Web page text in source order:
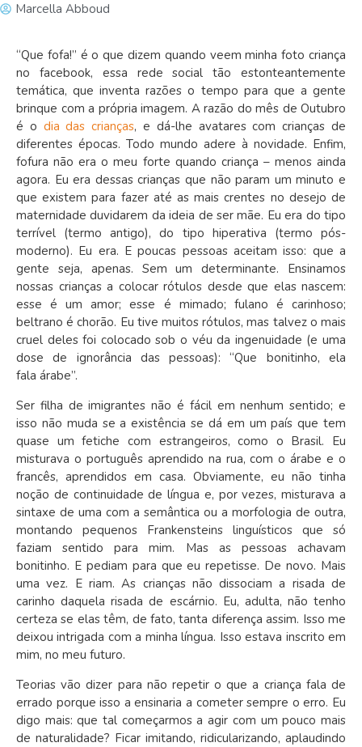
Marcella Abboud
“Que fofa!” é o que dizem quando veem minha foto criança
no facebook, essa rede social tão estonteantemente
temática, que inventa razões o tempo para que a gente
brinque com a própria imagem. A razão do mês de Outubro
é o dia das crianças, e dá-lhe avatares com crianças de
diferentes épocas. Todo mundo adere à novidade. Enfim,
fofura não era o meu forte quando criança – menos ainda
agora. Eu era dessas crianças que não param um minuto e
que existem para fazer até as mais crentes no desejo de
maternidade duvidarem da ideia de ser mãe. Eu era do tipo
terrível (termo antigo), do tipo hiperativa (termo pós-
moderno). Eu era. E poucas pessoas aceitam isso: que a
gente seja, apenas. Sem um determinante. Ensinamos
nossas crianças a colocar rótulos desde que elas nascem:
esse é um amor; esse é mimado; fulano é carinhoso;
beltrano é chorão. Eu tive muitos rótulos, mas talvez o mais
cruel deles foi colocado sob o véu da ingenuidade (e uma
dose de ignorância das pessoas): “Que bonitinho, ela
fala árabe”.
Ser filha de imigrantes não é fácil em nenhum sentido; e
isso não muda se a existência se dá em um país que tem
quase um fetiche com estrangeiros, como o Brasil. Eu
misturava o português aprendido na rua, com o árabe e o
francês, aprendidos em casa. Obviamente, eu não tinha
noção de continuidade de língua e, por vezes, misturava a
sintaxe de uma com a semântica ou a morfologia de outra,
montando pequenos Frankensteins linguísticos que só
faziam sentido para mim. Mas as pessoas achavam
bonitinho. E pediam para que eu repetisse. De novo. Mais
uma vez. E riam. As crianças não dissociam a risada de
carinho daquela risada de escárnio. Eu, adulta, não tenho
certeza se elas têm, de fato, tanta diferença assim. Isso me
deixou intrigada com a minha língua. Isso estava inscrito em
mim, no meu futuro.
Teorias vão dizer para não repetir o que a criança fala de
errado porque isso a ensinaria a cometer sempre o erro. Eu
digo mais: que tal começarmos a agir com um pouco mais
de naturalidade? Ficar imitando, ridicularizando, aplaudindo